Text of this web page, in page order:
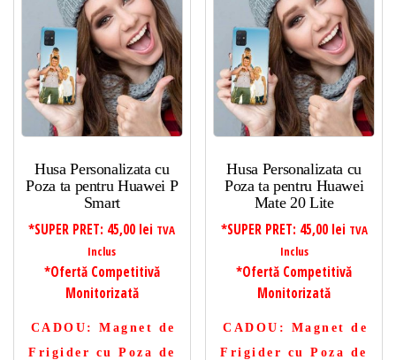
Husa Personalizata cu
Poza ta pentru Huawei P
Smart
*SUPER PRET: 45,00 lei TVA
Inclus
*Ofertă Competitivă
Monitorizată
CADOU : Magnet de
Frigider cu Poza de
Husa Personalizata cu
Poza ta pentru Huawei
Mate 20 Lite
*SUPER PRET: 45,00 lei TVA
Inclus
*Ofertă Competitivă
Monitorizată
CADOU : Magnet de
Frigider cu Poza de